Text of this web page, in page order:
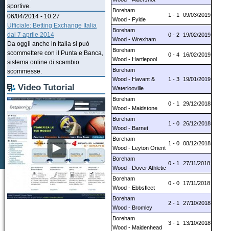
Boreham
Wood - Fylde
1 - 1 09/03/2019
Boreham
Wood - Wrexham
0 - 2 19/02/2019
Boreham
Wood - Hartlepool
0 - 4 16/02/2019
Boreham
Wood - Havant &
Waterlooville
1 - 3 19/01/2019
Boreham
Wood - Maidstone
0 - 1 29/12/2018
Boreham
Wood - Barnet
1 - 0 26/12/2018
Boreham
Wood - Leyton Orient
1 - 0 08/12/2018
Boreham
Wood - Dover Athletic
0 - 1 27/11/2018
Boreham
Wood - Ebbsfleet
0 - 0 17/11/2018
Boreham
Wood - Bromley
2 - 1 27/10/2018
Boreham
Wood - Maidenhead
3 - 1 13/10/2018
sportive.
06/04/2014 - 10:27
Ufficiale: Betting Exchange Italia
dal 7 aprile 2014
Da oggii anche in Italia si può
scommettere con il Punta e Banca,
sistema online di scambio
scommesse.
Video Tutorial